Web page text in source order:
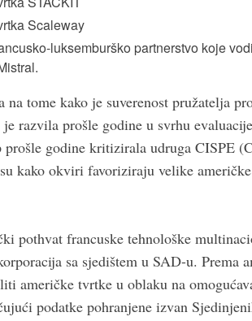
Scaleway
luksemburško partnerstvo koje
tome kako je suverenost pružatelja
razvila prošle godine u svrhu
godine kritizirala udruga CISPE
kako okviri favoriziraju velike
pothvat francuske tehnološke
sa sjedištem u SAD-u. Prema
američke tvrtke u oblaku na
podatke pohranjene izvan